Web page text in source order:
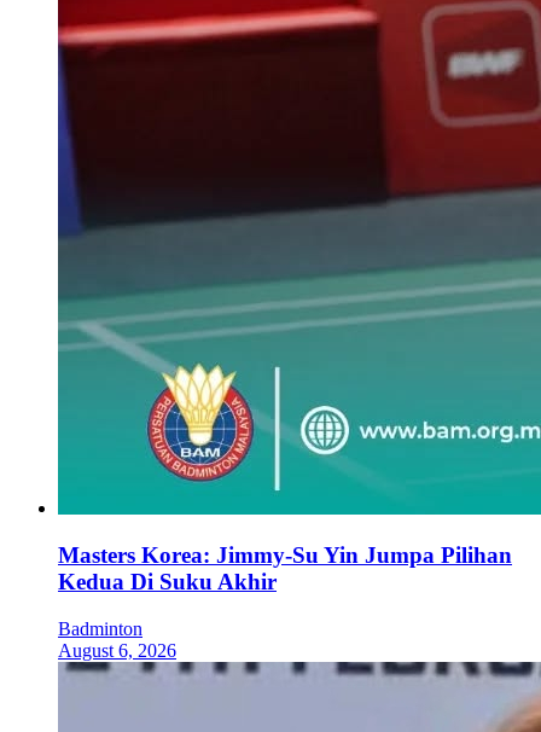
Masters Korea: Jimmy-Su Yin Jumpa Pilihan
Kedua Di Suku Akhir
Badminton
August 6, 2026